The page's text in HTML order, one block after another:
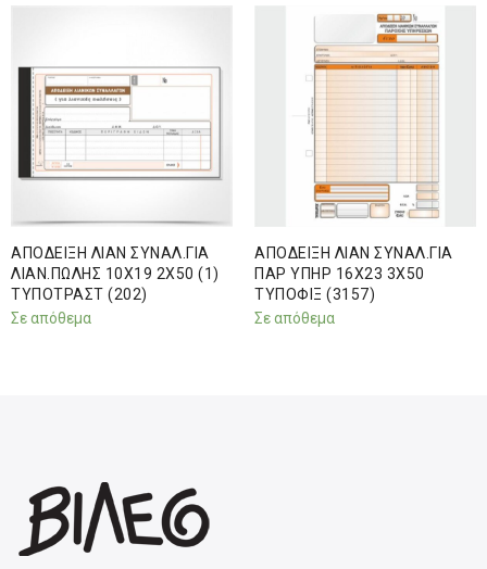
ΑΠΟΔΕΙΞΗ ΛΙΑΝ ΣΥΝΑΛ.ΓΙΑ
ΛΙΑΝ.ΠΩΛΗΣ 10Χ19 2Χ50 (1)
ΤΥΠΟΤΡΑΣΤ (202)
Σε απόθεμα
ΑΠΟΔΕΙΞΗ ΛΙΑΝ ΣΥΝΑΛ.ΓΙΑ
ΠΑΡ ΥΠΗΡ 16Χ23 3Χ50
ΤΥΠΟΦΙΞ (3157)
Σε απόθεμα